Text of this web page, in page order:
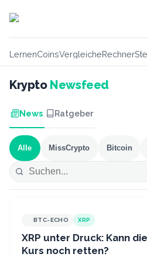
LernenCoinsVergleicheRechner
Krypto Newsfeed
News Ratgeber
Alle MissCrypto Bitcoin
BTC-ECHO XRP
XRP unter Druck: Kann
Kurs noch retten?